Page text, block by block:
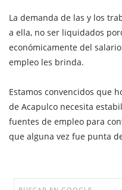
La demanda de las y los
a ella, no ser liquidados
económicamente del
empleo les brinda.
Estamos convencidos que
de Acapulco necesita
fuentes de empleo para
que alguna vez fue punta